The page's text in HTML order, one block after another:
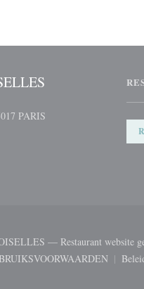
PARIS
— Restaurant website
nieuw venster))((opent in een nieuw